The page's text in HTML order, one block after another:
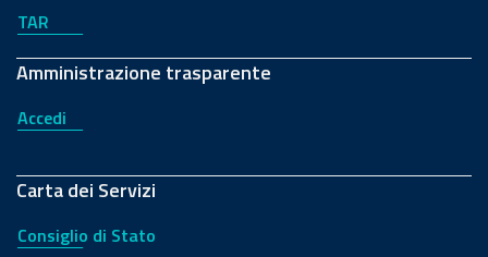
TAR
Amministrazione trasparente
Accedi
Carta dei Servizi
Consiglio di Stato